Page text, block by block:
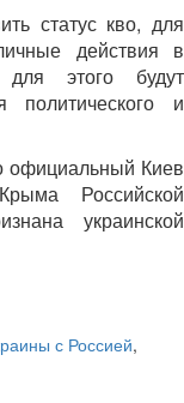
статус кво, для
действия в
этого будут
политического и
официальный Киев
Российской
украинской
с Россией,